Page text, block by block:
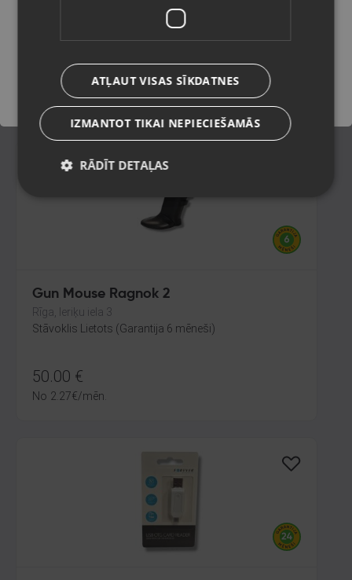
Stāvoklis Jauns (Garantija 24 mēneši)
€
Gun Mouse Ragnok 2
Rīga, Ieriķu iela 3
Stāvoklis Lietots (Garantija 6 mēneši)
50.00 €
No 2.27€/mēn.
Saglabāt
ATĻAUT VISAS SĪKDATNES
IZMANTOT TIKAI NEPIECIEŠAMĀS
RĀDĪT DETAĻAS